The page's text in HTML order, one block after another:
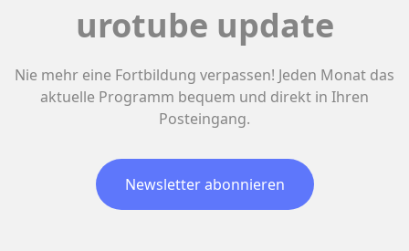
urotube update
Nie mehr eine Fortbildung verpassen! Jeden Monat das
aktuelle Programm bequem und direkt in Ihren
Posteingang.
Newsletter abonnieren